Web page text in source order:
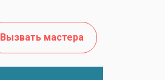
Вызвать мастера